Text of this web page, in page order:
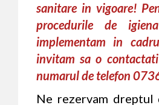
sanitare in vigoare!
procedurile de
implementam in
invitam sa o
numarul de telefon
Ne rezervam dreptul